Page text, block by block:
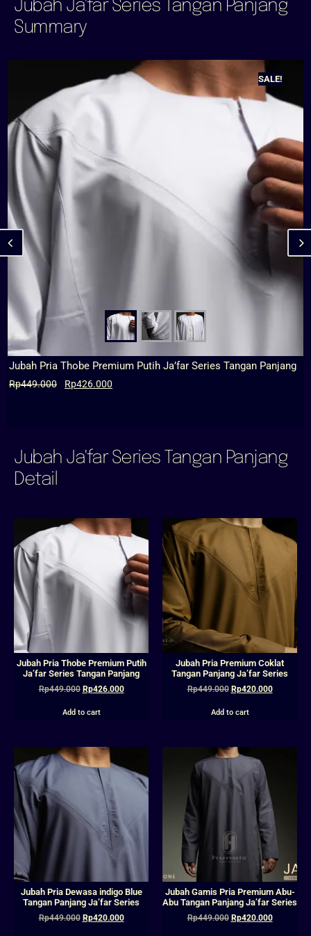
Jubah Ja'far Series Tangan Panjang
Summary
SALE!
Jubah Pria Thobe Premium Putih Ja’far Series Tangan Panjang
Rp449.000 Rp426.000
Jubah Ja'far Series Tangan Panjang
Detail
Jubah Pria Thobe Premium Putih
Ja’far Series Tangan Panjang
Rp449.000 Rp426.000
Add to cart
Jubah Pria Premium Coklat
Tangan Panjang Ja’far Series
Rp449.000 Rp420.000
Add to cart
Jubah Pria Dewasa indigo Blue
Tangan Panjang Ja’far Series
Rp449.000 Rp420.000
Jubah Gamis Pria Premium Abu-
Abu Tangan Panjang Ja’far Series
Rp449.000 Rp420.000